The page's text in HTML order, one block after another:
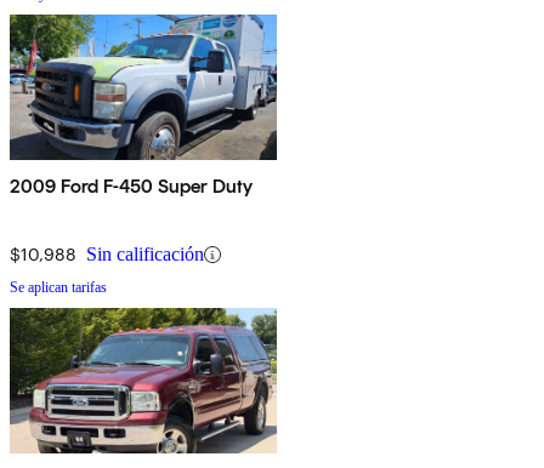
2009 Ford F-450 Super Duty
$10,988 Sin calificación
Se aplican tarifas